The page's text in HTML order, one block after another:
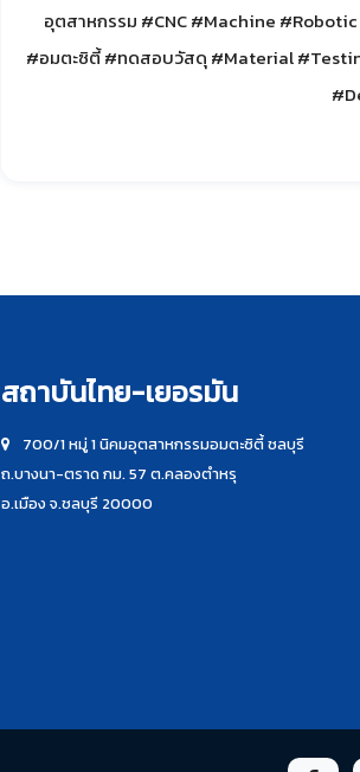
อุตสาหกรรม #CNC#Machine #Robotic
#อมตะซิตี้#ทดสอบวัสดุ #Material
สถาบันไทย-เยอรมัน
700/1 หมู่ 1 นิคมอุตสาหกรรมอมตะซิตี้ ชลบุรี
ถ.บางนา-ตราด กม. 57 ต.คลองตำหรุ
อ.เมือง จ.ชลบุรี 20000